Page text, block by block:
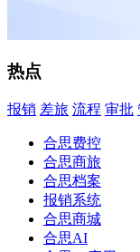
热点
报销 差旅 流程 审批
合思费控
合思商旅
合思档案
报销系统
合思商城
合思AI